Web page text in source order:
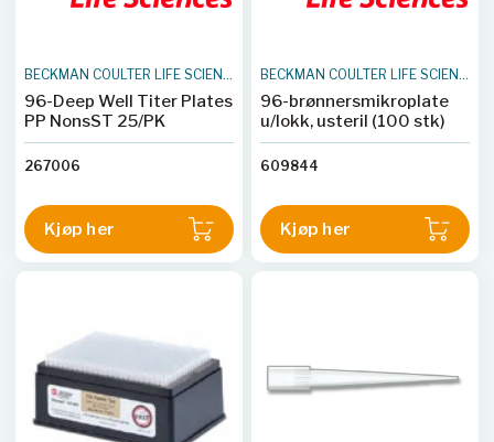
BECKMAN COULTER LIFE SCIENCES
96-Deep Well Titer Plates
PP NonsST 25/PK
267006
Kjøp her
BECKMAN COULTER LIFE SCIENCES
96-brønnersmikroplate
u/lokk, usteril (100 stk)
609844
Kjøp her